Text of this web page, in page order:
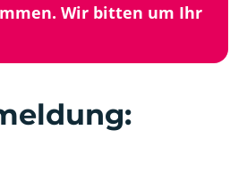
Wir bitten um Ihr